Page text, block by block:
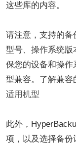
这些库的内容。
请注意，支持的备
型号、操作系统版
保您的设备和操
型兼容。了解兼容
适用机型
此外，
项，以及选择备份